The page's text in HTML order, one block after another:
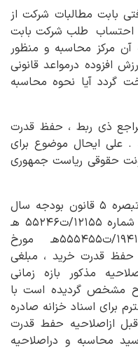
بابت مطالبات شرکت از
احتساب طلب شرکت بابت
آن مرکز محاسبه و منظور
افزوده درمواعد قانونی
گردد آیا نحوه محاسبه
ذی ربط ، حفظ قدرت
علی ایحال موضوع برای
حقوقی ریاست جمهوری
مطابق آیین نامه اجرایی بند (هـ) تبصره ۵ قانون بودجه سال
۱۳۹۷ کل کشور ( موضوع مصوبات شماره ۱۲۱۵۵/ت۵۵۲۴۶ هـ
مورخ ۱۳۹۷/۲/۹ و شماره۱۹۴۱۴۱/ت۵۵۵۴۵۵هـ مورخ
) حفظ قدرت خرید ، مبلغی
مذکور بازه زمانی
مشخص گردیده است با
برای اسناد خزانه صادره
از محل قانون بودجه سال ۱۳۹۷ قبل ازاصلاحیه حفط قدرت
محاسبه و دراصلاحیه